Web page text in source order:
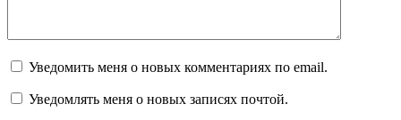
Уведомить меня о новых комментариях по email.
Уведомлять меня о новых записях почтой.